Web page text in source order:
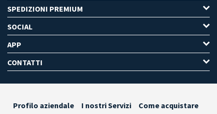
SPEDIZIONI PREMIUM
SOCIAL
APP
CONTATTI
Profilo aziendale I nostri Servizi Come acquistare